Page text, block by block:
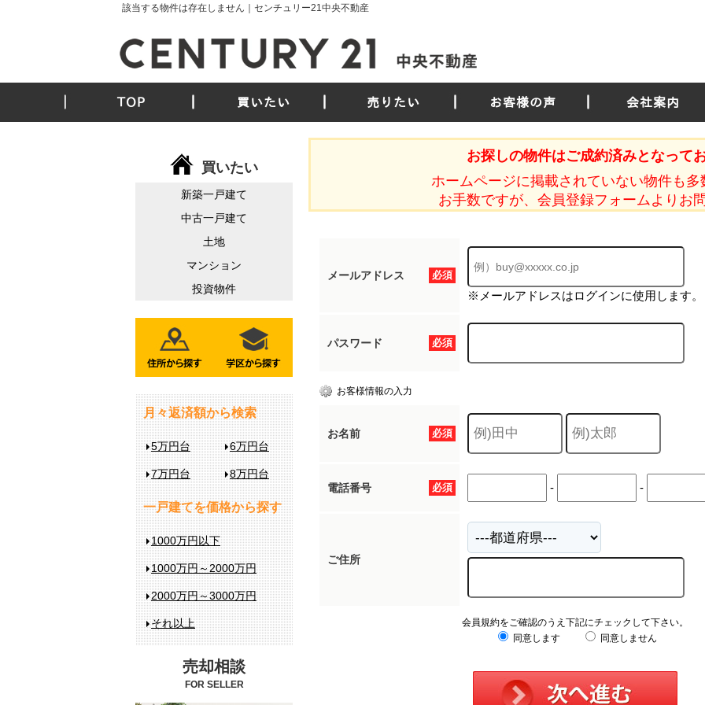
該当する物件は存在しません｜センチュリー21中央不動産
TOP 買いたい 売りたい お客様の声 会社案内
お探しの物件はご成約済みとなってお
ホームページに掲載されていない物件も多
お手数ですが、会員登録フォームよりお
必須
メールアドレス
※メールアドレスはログインに使用します。
必須
パスワード
お客様情報の入力
必須
お名前
必須
電話番号 - -
ご住所
会員規約をご確認のうえ下記にチェックして下さい。
同意します
同意しません
買いたい
新築一戸建て
中古一戸建て
土地
マンション
投資物件
月々返済額から検索
5万円台 6万円台
7万円台 8万円台
一戸建てを価格から探す
1000万円以下
1000万円～2000万円
2000万円～3000万円
それ以上
売却相談
FOR SELLER